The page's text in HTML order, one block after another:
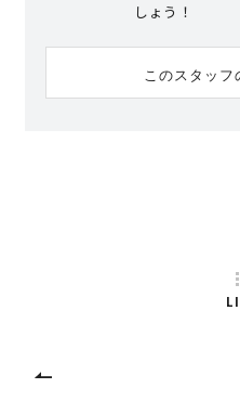
しょう！
このスタッフ